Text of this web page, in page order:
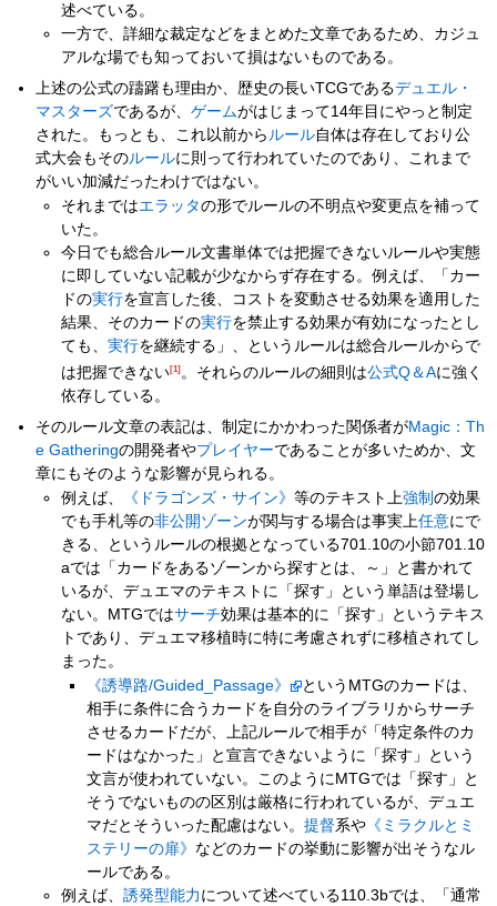
述べている。
一方で、詳細な裁定などをまとめた文章であるため、カジュ
アルな場でも知っておいて損はないものである。
上述の公式の躊躇も理由か、歴史の長いTCGであるデュエル・
マスターズであるが、ゲームがはじまって14年目にやっと制定
された。もっとも、これ以前から ルール自体は存在しており公
式大会もそのルールに則って行われていたのであり、これまで
がいい加減だったわけではない。
それまではエラッタの形でルールの不明点や変更点を補って
いた。
今日でも総合ルール文書単体では把握できないルールや実態
に即していない記載が少なからず存在する。例えば、「カー
ドの実行を宣言した後、コストを変動させる効果を適用した
結果、そのカードの実行を禁止する効果が有効になったとし
ても、実行を継続する」、というルールは総合ルールからで
は把握できない[1] 。それらのルールの細則は公式Q＆Aに強く
依存している。
そのルール文章の表記は、制定にかかわった関係者がMagic：Th
e Gatheringの開発者やプレイヤーであることが多いためか、文
章にもそのような影響が見られる。
例えば、
《ドラゴンズ・サイン》等のテキスト上強制の効果
でも手札等の非公開ゾーンが関与する場合は事実上任意にで
きる、というルールの根拠となっている701.10の小節701.10
aでは「カードをあるゾーンから探すとは、～」と書かれて
いるが、デュエマのテキストに「探す」という単語は登場し
ない。MTGではサーチ効果は基本的に「探す」というテキス
トであり、デュエマ移植時に特に考慮されずに移植されてし
まった。
《誘導路/Guided_Passage》
というMTGのカードは、
相手に条件に合うカードを自分のライブラリからサーチ
させるカードだが、上記ルールで相手が「特定条件のカ
ードはなかった」と宣言できないように「探す」という
文言が使われていない。このようにMTGでは「探す」と
そうでないものの区別は厳格に行われているが、デュエ
マだとそういった配慮はない。提督系や 《ミラクルとミ
ステリーの扉》 などのカードの挙動に影響が出そうなル
ールである。
例えば、誘発型能力 について述べている110.3bでは、「通常